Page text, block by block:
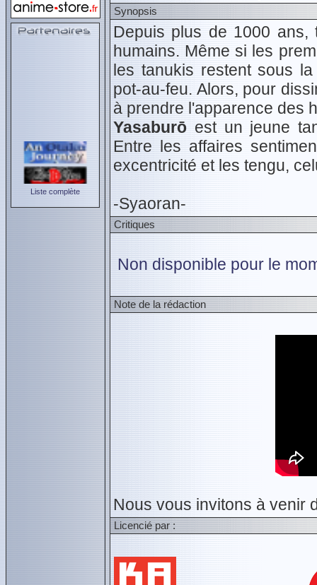
Liste complète
Synopsis
Depuis plus de 1000 ans,
humains. Même si les
les tanukis restent sous
pot-au-feu. Alors, pour
à prendre l'apparence des
Yasaburō est un jeune
Entre les affaires
excentricité et les tengu,
-Syaoran-
Critiques
Non disponible pour le
Note de la rédaction
Nous vous invitons à venir
Licencié par :